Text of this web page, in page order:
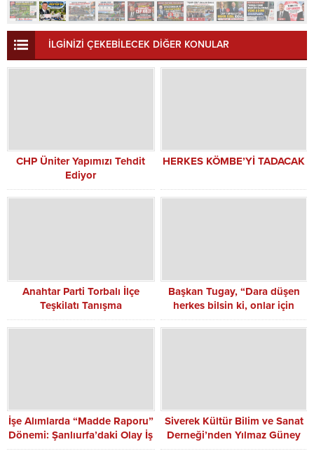
İLGİNİZİ ÇEKEBİLECEK DİĞER KONULAR
CHP Üniter Yapımızı Tehdit
Ediyor
HERKES KÖMBE’Yİ TADACAK
Anahtar Parti Torbalı İlçe
Teşkilatı Tanışma
Toplantısında Birlik ve
Başkan Tugay, “Dara düşen
herkes bilsin ki, onlar için
çalışan insanlar var”
İşe Alımlarda “Madde Raporu”
Dönemi: Şanlıurfa’daki Olay İş
Dünyasına Yansıdı
Siverek Kültür Bilim ve Sanat
Derneği’nden Yılmaz Güney
Anma Etkinliğine Davet